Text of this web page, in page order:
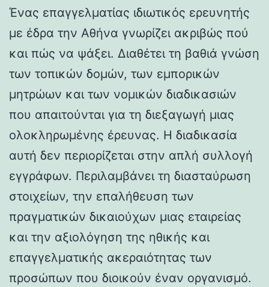
Ένας επαγγελματίας ιδιωτικός ερευνητής
με έδρα την Αθήνα γνωρίζει ακριβώς πού
και πώς να ψάξει. Διαθέτει τη βαθιά γνώση
των τοπικών δομών, των εμπορικών
μητρώων και των νομικών διαδικασιών
που απαιτούνται για τη διεξαγωγή μιας
ολοκληρωμένης έρευνας. Η διαδικασία
αυτή δεν περιορίζεται στην απλή συλλογή
εγγράφων. Περιλαμβάνει τη διασταύρωση
στοιχείων, την επαλήθευση των
πραγματικών δικαιούχων μιας εταιρείας
και την αξιολόγηση της ηθικής και
επαγγελματικής ακεραιότητας των
προσώπων που διοικούν έναν οργανισμό.